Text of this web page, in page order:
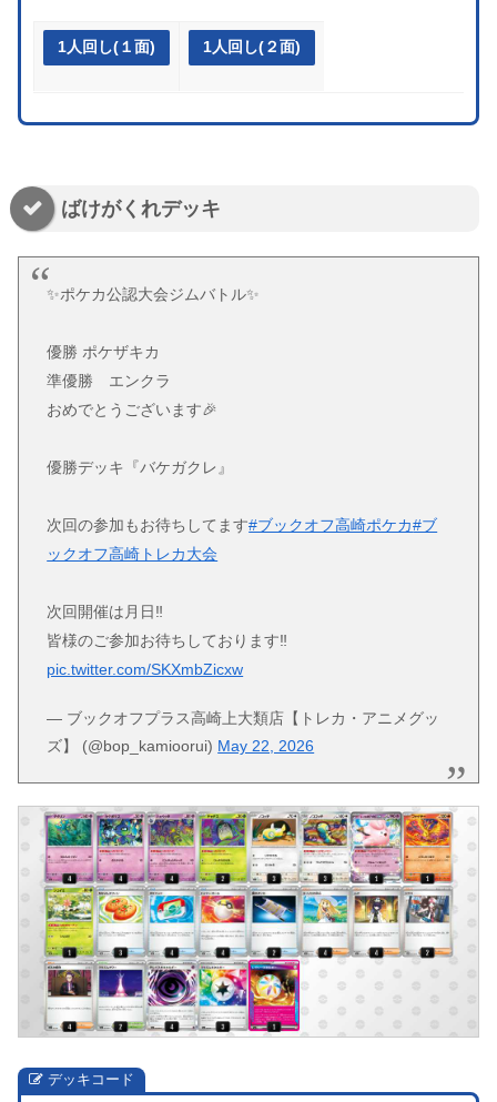
1人回し(１面) 1人回し(２面)
ばけがくれデッキ
✨ポケカ公認大会ジムバトル✨
優勝 ポケザキカ
準優勝 エンクラ
おめでとうございます🎉
優勝デッキ『バケガクレ』
次回の参加もお待ちしてます#ブックオフ高崎ポケカ#ブ
ックオフ高崎トレカ大会
次回開催は月日‼️
皆様のご参加お待ちしております‼️
pic.twitter.com/SKXmbZicxw
— ブックオフプラス高崎上大類店【トレカ・アニメグッ
ズ】 (@bop_kamioorui) May 22, 2026
デッキコード